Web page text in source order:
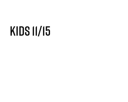
Kids 11/15